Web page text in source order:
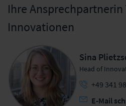
Ihre Ansprechpartnerin
Innovationen
Sina
Head of
+49 341
E-Mail